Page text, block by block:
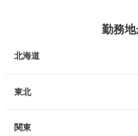
勤務
北海道
東北
関東